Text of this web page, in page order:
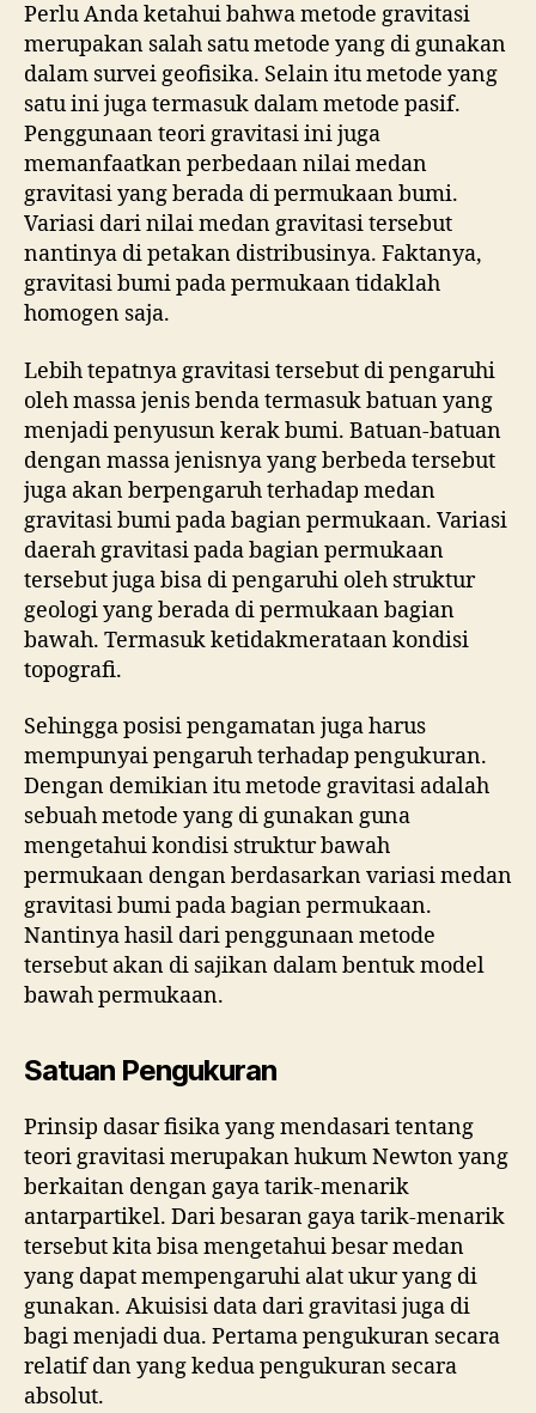
Perlu Anda ketahui bahwa metode gravitasi
merupakan salah satu metode yang di gunakan
dalam survei geofisika. Selain itu metode yang
satu ini juga termasuk dalam metode pasif.
Penggunaan teori gravitasi ini juga
memanfaatkan perbedaan nilai medan
gravitasi yang berada di permukaan bumi.
Variasi dari nilai medan gravitasi tersebut
nantinya di petakan distribusinya. Faktanya,
gravitasi bumi pada permukaan tidaklah
homogen saja.
Lebih tepatnya gravitasi tersebut di pengaruhi
oleh massa jenis benda termasuk batuan yang
menjadi penyusun kerak bumi. Batuan-batuan
dengan massa jenisnya yang berbeda tersebut
juga akan berpengaruh terhadap medan
gravitasi bumi pada bagian permukaan. Variasi
daerah gravitasi pada bagian permukaan
tersebut juga bisa di pengaruhi oleh struktur
geologi yang berada di permukaan bagian
bawah. Termasuk ketidakmerataan kondisi
topografi.
Sehingga posisi pengamatan juga harus
mempunyai pengaruh terhadap pengukuran.
Dengan demikian itu metode gravitasi adalah
sebuah metode yang di gunakan guna
mengetahui kondisi struktur bawah
permukaan dengan berdasarkan variasi medan
gravitasi bumi pada bagian permukaan.
Nantinya hasil dari penggunaan metode
tersebut akan di sajikan dalam bentuk model
bawah permukaan.
Satuan Pengukuran
Prinsip dasar fisika yang mendasari tentang
teori gravitasi merupakan hukum Newton yang
berkaitan dengan gaya tarik-menarik
antarpartikel. Dari besaran gaya tarik-menarik
tersebut kita bisa mengetahui besar medan
yang dapat mempengaruhi alat ukur yang di
gunakan. Akuisisi data dari gravitasi juga di
bagi menjadi dua. Pertama pengukuran secara
relatif dan yang kedua pengukuran secara
absolut.